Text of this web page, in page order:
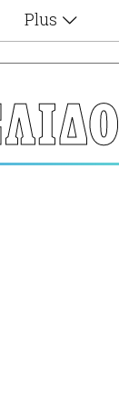
Plus
Αφιερώματα
Ζώδια